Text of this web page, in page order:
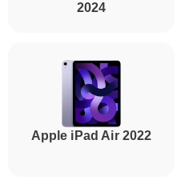
2024
Apple iPad Air 2022